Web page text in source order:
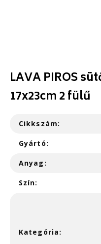
LAVA PIROS
17x23cm 2 fülű
Cikkszám:
Gyártó:
Anyag:
Szín:
Kategória: